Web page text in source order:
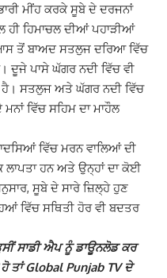
ਮੀਂਹ ਕਰਕੇ ਸੂਬੇ ਦੇ ਦਰਜਨਾਂ
ਹਿਮਾਚਲ ਦੀਆਂ ਪਹਾੜੀਆਂ
ਤੋਂ ਬਾਅਦ ਸਤਲੁਜ ਦਰਿਆ ਵਿੱਚ
ਦੂਜੇ ਪਾਸੇ ਘੱਗਰ ਨਦੀ ਵਿੱਚ ਵੀ
ਹੈ। ਸਤਲੁਜ ਅਤੇ ਘੱਗਰ ਨਦੀ ਵਿੱਚ
ਵਿੱਚ ਸਹਿਮ ਦਾ ਮਾਹੌਲ
ਵਿੱਚ ਮਰਨ ਵਾਲਿਆਂ ਦੀ
ਹਨ ਅਤੇ ਉਨ੍ਹਾਂ ਦਾ ਕੋਈ
ਸੂਬੇ ਦੇ ਸਾਰੇ ਜ਼ਿਲ੍ਹੇ ਹੁਣ
ਵਿੱਚ ਸਥਿਤੀ ਹੋਰ ਵੀ ਬਦਤਰ
ਸਾਡੀ ਐਪ ਨੂੰ ਡਾਊਨਲੋਡ ਕਰ
ਤਾਂ Global Punjab TV ਦੇ